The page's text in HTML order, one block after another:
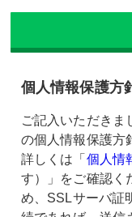
個人情報保護方
ご記入いただきま
の個人情報保護方
詳しくは「 個人情
す）」をご確認く
め、SSLサーバ証